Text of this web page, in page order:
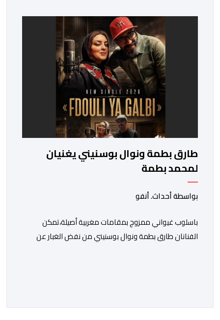
مرور عشرين عاماً على انطلاق الجائزة، وتشهد للمرة الأولى
استحداث فئة “الابتكار والذكاء الاصطناعي في التعليم”، إلى
طارق بطمة ونوال بوسنيني يغنيان
لمحمد بطمة
بواسطة أحداث. أنفو
باسلوب غيواني ممزوج بمقامات مغربية أصيلة،تمكن
الفنانان طارق بطمة ونوال بوسنيني من نفض الغبار عن
الفنانان طارق بطمة ونوال بوسنيني أن يعطيا روحا فريدة